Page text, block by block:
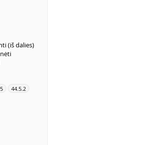
(iš dalies)
44.5.2